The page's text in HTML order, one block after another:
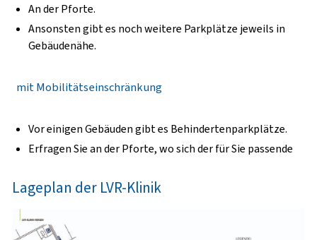
An der Pforte.
Ansonsten gibt es noch weitere Parkplätze jeweils in
Gebäudenähe.
mit Mobilitätseinschränkung
Vor einigen Gebäuden gibt es Behindertenparkplätze.
Erfragen Sie an der Pforte, wo sich der für Sie passende
Folgen Sie der Josef-Steinbüchel-Straße in Richtung
Seite.
Hinweise:
Der Ein- und Ausstieg der Busse ist barrierefrei.
kritisch sein, da es teilweise bergauf geht.
Lageplan der LVR-Klinik